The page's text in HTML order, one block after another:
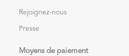
Rejoignez-nous
Presse
Moyens de paiement